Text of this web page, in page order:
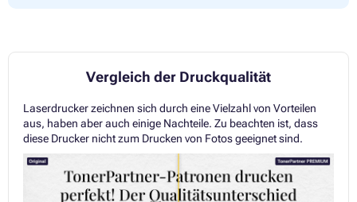
Vergleich der Druckqualität
Laserdrucker zeichnen sich durch eine Vielzahl von Vorteilen
aus, haben aber auch einige Nachteile. Zu beachten ist, dass
diese Drucker nicht zum Drucken von Fotos geeignet sind.